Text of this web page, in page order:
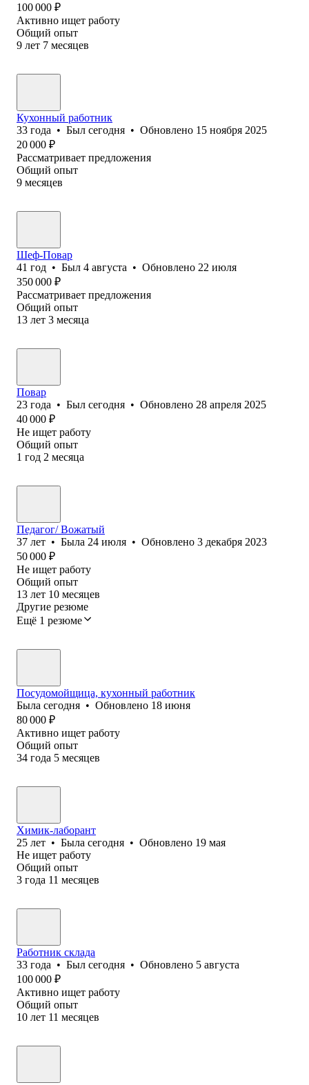
100 000 ₽
Активно ищет работу
Общий опыт
9 лет 7 месяцев
Кухонный работник
33 года • Был сегодня • Обновлено 15 ноября 2025
20 000 ₽
Рассматривает предложения
Общий опыт
9 месяцев
Шеф-Повар
41 год • Был 4 августа • Обновлено 22 июля
350 000 ₽
Рассматривает предложения
Общий опыт
13 лет 3 месяца
Повар
23 года • Был сегодня • Обновлено 28 апреля 2025
40 000 ₽
Не ищет работу
Общий опыт
1 год 2 месяца
Педагог/ Вожатый
37 лет • Была 24 июля • Обновлено 3 декабря 2023
50 000 ₽
Не ищет работу
Общий опыт
13 лет 10 месяцев
Другие резюме
Ещё 1 резюме
Посудомойщица, кухонный работник
Была сегодня • Обновлено 18 июня
80 000 ₽
Активно ищет работу
Общий опыт
34 года 5 месяцев
Химик-лаборант
25 лет • Была сегодня • Обновлено 19 мая
Не ищет работу
Общий опыт
3 года 11 месяцев
Работник склада
33 года • Был сегодня • Обновлено 5 августа
100 000 ₽
Активно ищет работу
Общий опыт
10 лет 11 месяцев